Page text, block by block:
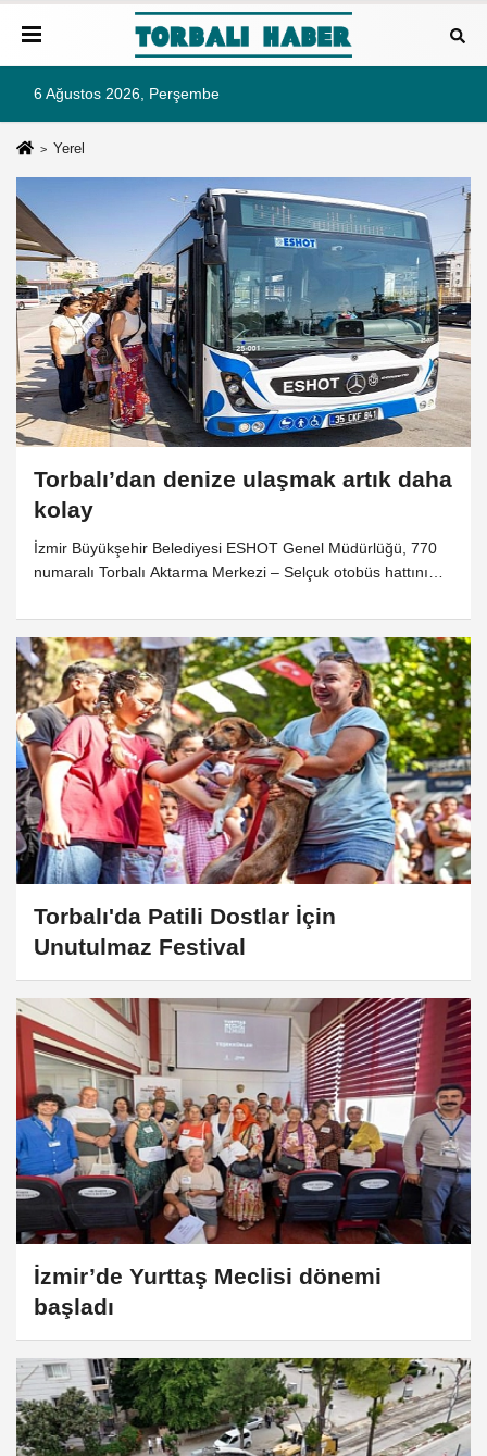
6 Ağustos 2026, Perşembe
Yerel
Torbalı’dan denize ulaşmak artık daha
kolay
İzmir Büyükşehir Belediyesi ESHOT Genel Müdürlüğü, 770
numaralı Torbalı Aktarma Merkezi – Selçuk otobüs hattını
saatlerinde Pamucak’a kadar uzattı. Yapılan düzenleme
sayesinde denize erişimin kolaylaştığını belirten İzmirliler,
Büyükşehir Belediye Başkanı Dr. Cemil Tugay’a teşekkür etti.
Torbalı'da Patili Dostlar İçin
Unutulmaz Festival
İzmir’de Yurttaş Meclisi dönemi
başladı